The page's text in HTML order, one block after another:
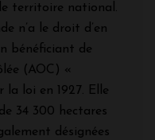
territoire national.
n’a le droit d’en
bénéficiant de
(AOC) «
loi en 1927. Elle
34 300 hectares
désignées